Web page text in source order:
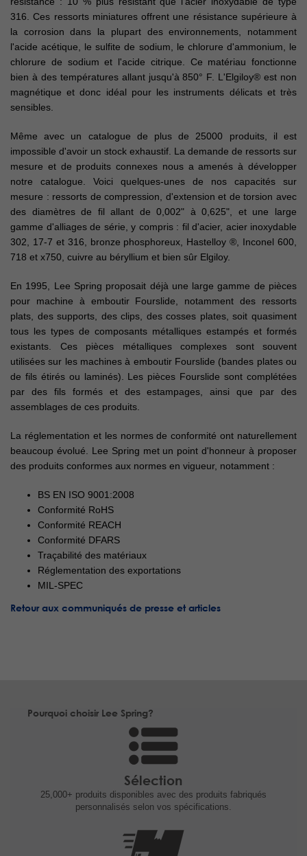
316. Ces ressorts miniatures offrent une résistance supérieure à
la corrosion dans la plupart des environnements, notamment
l'acide acétique, le sulfite de sodium, le chlorure d'ammonium, le
chlorure de sodium et l'acide citrique. Ce matériau fonctionne
bien à des températures allant jusqu'à 850° F. L'Elgiloy® est non
magnétique et donc idéal pour les instruments délicats et très
sensibles.
Même avec un catalogue de plus de 25000 produits, il est
impossible d'avoir un stock exhaustif. La demande de ressorts sur
mesure et de produits connexes nous a amenés à développer
notre catalogue. Voici quelques-unes de nos capacités sur
mesure : ressorts de compression, d'extension et de torsion avec
des diamètres de fil allant de 0,002" à 0,625", et une large
gamme d'alliages de série, y compris : fil d'acier, acier inoxydable
302, 17-7 et 316, bronze phosphoreux, Hastelloy ®, Inconel 600,
718 et x750, cuivre au béryllium et bien sûr Elgiloy.
En 1995, Lee Spring proposait déjà une large gamme de pièces
pour machine à emboutir Fourslide, notamment des ressorts
plats, des supports, des clips, des cosses plates, soit quasiment
tous les types de composants métalliques estampés et formés
existants. Ces pièces métalliques complexes sont souvent
utilisées sur les machines à emboutir Fourslide (bandes plates ou
de fils étirés ou laminés). Les pièces Fourslide sont complétées
par des fils formés et des estampages, ainsi que par des
assemblages de ces produits.
La réglementation et les normes de conformité ont naturellement
beaucoup évolué. Lee Spring met un point d'honneur à proposer
des produits conformes aux normes en vigueur, notamment :
BS EN ISO 9001:2008
Conformité RoHS
Conformité REACH
Conformité DFARS
Traçabilité des matériaux
Réglementation des exportations
MIL-SPEC
Retour aux communiqués de presse et articles
Pourquoi choisir Lee Spring?
Sélection
25,000+ produits disponibles avec des produits fabriqués
personnalisés selon vos spécifications.